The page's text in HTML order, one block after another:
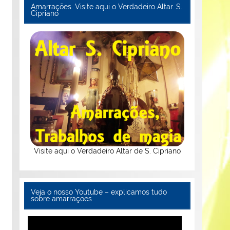
Amarrações. Visite aqui o Verdadeiro Altar. S.
Cipriano
Visite aqui o Verdadeiro Altar de S. Cipriano
Veja o nosso Youtube – explicamos tudo
sobre amarraçoes